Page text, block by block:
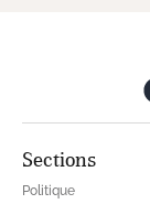
Sections
Politique